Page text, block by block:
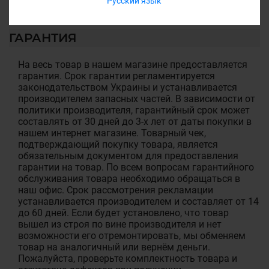
ГАРАНТИЯ
На весь товар в нашем магазине предоставляется
гарантия. Срок гарантии регламентируется
законодательством Украины и устанавливается
производителем запасных частей. В зависимости от
политики производителя, гарантийный срок может
составлять от 30 дней до 3-х лет от даты покупки в
нашем интернет магазине. Товарный чек,
подтверждающий покупку товара, является
обязательным документом для предоставления
гарантии на товар. По всем вопросам гарантийного
обслуживания товара необходимо обращаться в
наш офис. Срок рассмотрения рекламации
устанавливается производителем и составляет от 14
до 60 дней. Если будет установлено, что товар
вышел из строя по вине производителя и нет
возможности его отремонтировать, мы обменяем
товар на аналогичный или вернём деньги.
Пожалуйста, проверьте комплектность товара и